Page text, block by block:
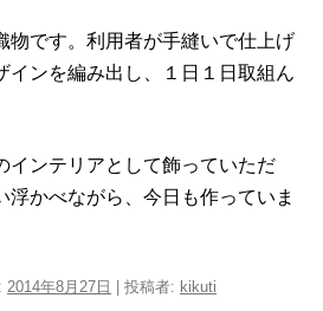
です。利用者が手縫いで仕上げ
インを編み出し、１日１日取組ん
インテリアとして飾っていただ
浮かべながら、今日も作っていま
2014年8月27日 投稿者: kikuti